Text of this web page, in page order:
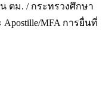
น ตม. / กระทรวงศึกษา
MFA การยื่นที่